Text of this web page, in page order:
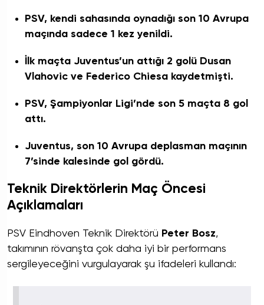
PSV, kendi sahasında oynadığı son 10 Avrupa
maçında sadece 1 kez yenildi.
İlk maçta Juventus’un attığı 2 golü Dusan
Vlahovic ve Federico Chiesa kaydetmişti.
PSV, Şampiyonlar Ligi’nde son 5 maçta 8 gol
attı.
Juventus, son 10 Avrupa deplasman maçının
7’sinde kalesinde gol gördü.
Teknik Direktörlerin Maç Öncesi
Açıklamaları
PSV Eindhoven Teknik Direktörü Peter Bosz,
takımının rövanşta çok daha iyi bir performans
sergileyeceğini vurgulayarak şu ifadeleri kullandı: